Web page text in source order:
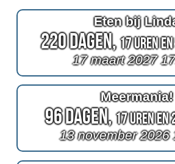
Eten bij
220 Dagen,17 Uren
17 maart 2027
Meermania!
96 Dagen,17 Uren en
13 november 2026